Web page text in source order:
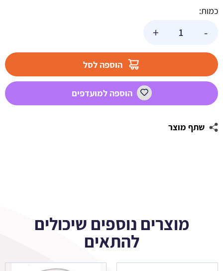
כמות:
-
חלאקה
+
הוספה לסל
הוספה למועדפים
שתף מוצר
מוצרים נוספים שיכולים
להתאים